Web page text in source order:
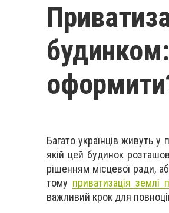
Багато українців живуть
якій цей будинок
рішенням місцевої ради,
тому приватизація землі
важливий крок для